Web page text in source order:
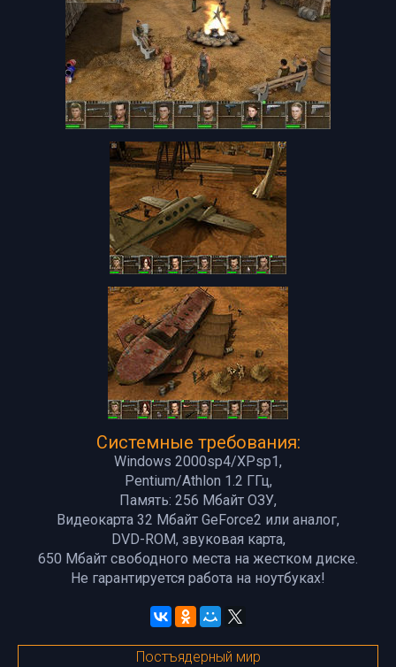
Системные требования:
Windows 2000sp4/XPsp1,
Pentium/Athlon 1.2 ГГц,
Память: 256 Мбайт ОЗУ,
Видеокарта 32 Мбайт GeForce2 или аналог,
DVD-ROM, звуковая карта,
650 Мбайт свободного места на жестком диске.
Не гарантируется работа на ноутбуках!
Постъядерный мир